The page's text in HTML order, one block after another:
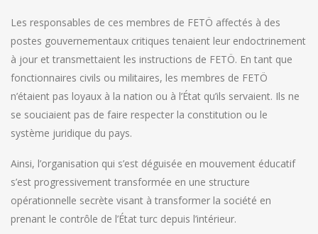
Les responsables de ces membres de FETÖ affectés à des
postes gouvernementaux critiques tenaient leur endoctrinement
à jour et transmettaient les instructions de FETÖ. En tant que
fonctionnaires civils ou militaires, les membres de FETÖ
n’étaient pas loyaux à la nation ou à l’État qu’ils servaient. Ils ne
se souciaient pas de faire respecter la constitution ou le
système juridique du pays.
Ainsi, l’organisation qui s’est déguisée en mouvement éducatif
s’est progressivement transformée en une structure
opérationnelle secrète visant à transformer la société en
prenant le contrôle de l’État turc depuis l’intérieur.